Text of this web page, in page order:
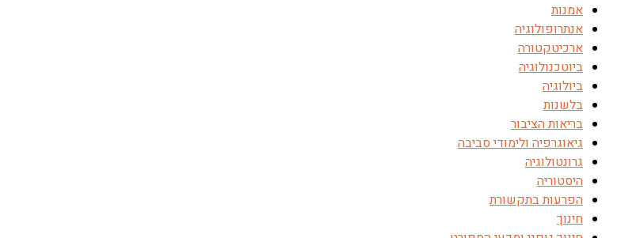
אמנות
אנתרופולוגיה
ארכיטקטורה
ביוטכנולוגיה
ביולוגיה
בלשנות
בריאות הציבור
גיאוגרפיה ולימודי סביבה
גרונטולוגיה
היסטוריה
הפרעות בתקשורת
חינוך